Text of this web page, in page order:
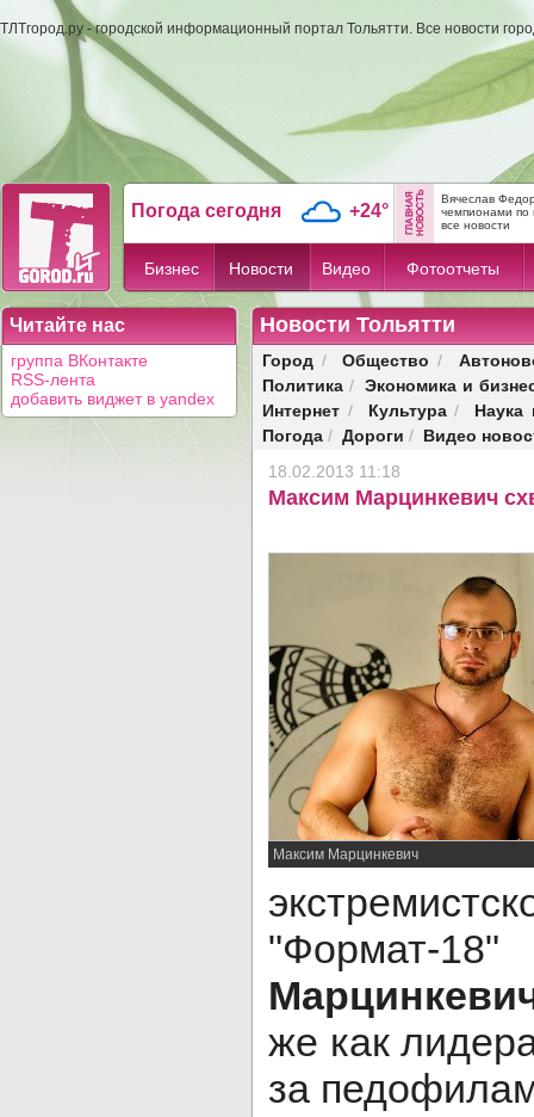
ТЛТгород.ру - городской информационный портал Тольятти. Все новости
Погода сегодня +24°
Вячеслав
чемпионами по
все новости
Бизнес Новости Видео Фотоотчеты
Читайте нас
группа ВКонтакте
RSS-лента
добавить виджет в yandex
Новости Тольятти
Город / Общество /
Политика / Экономика и
Интернет / Культура/
Наука
Погода / Дороги / Видео
18.02.2013 11:18
Максим Марцинкевич
Максим Марцинкевич
же как
за